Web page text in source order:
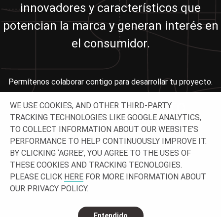
innovadores y característicos que
potencian la marca y generan interés en
el consumidor.
Permítenos colaborar contigo para desarrollar tu proyecto.
PONTE EN CONTACTO
CON NOSOTROS
WE USE COOKIES, AND OTHER THIRD-PARTY
TRACKING TECHNOLOGIES LIKE GOOGLE ANALYTICS,
TO COLLECT INFORMATION ABOUT OUR WEBSITE’S
PERFORMANCE TO HELP CONTINUOUSLY IMPROVE IT.
BY CLICKING ‘AGREE’, YOU AGREE TO THE USES OF
THESE COOKIES AND TRACKING TECNOLOGIES.
PLEASE CLICK HERE FOR MORE INFORMATION ABOUT
OUR PRIVACY POLICY.